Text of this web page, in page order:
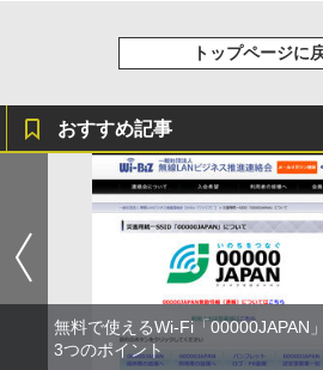
トップページに
おすすめ記事
無料で使えるWi-Fi「00000JAPAN
3つのポイント